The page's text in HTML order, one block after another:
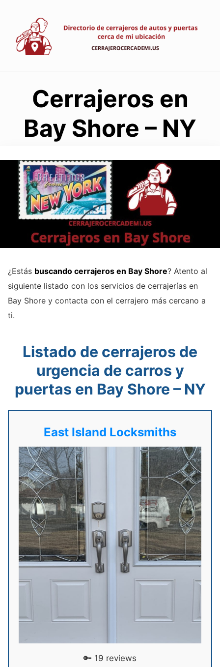
contenido
Cerrajeros en
Bay Shore – NY
¿Estás buscando cerrajeros en Bay Shore? Atento al
siguiente listado con los servicios de cerrajerías en
Bay Shore y contacta con el cerrajero más cercano a
ti.
Listado de cerrajeros de
urgencia de carros y
puertas en Bay Shore – NY
East Island Locksmiths
🔑 19 reviews